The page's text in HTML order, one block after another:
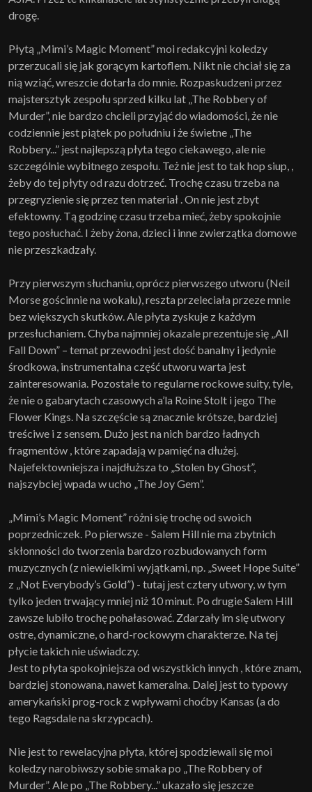
drogę.
Płytą „Mimi’s Magic Moment” moi redakcyjni koledzy
przerzucali się jak gorącym kartoflem. Nikt nie chciał się za
nią wziąć, wreszcie dotarła do mnie. Rozpaskudzeni przez
majstersztyk zespołu sprzed kilku lat „The Robbery of
Murder”, nie bardzo chcieli przyjąć do wiadomości, że nie
codziennie jest piątek po południu i że świetne „The
Robbery...” jest najlepszą płyta tego ciekawego, ale nie
szczególnie wybitnego zespołu. Też nie jest to tak hop siup, ,
żeby do tej płyty od razu dotrzeć. Trochę czasu trzeba na
przegryzienie się przez ten materiał . On nie jest zbyt
efektowny. Tą godzinę czasu trzeba mieć, żeby spokojnie
tego posłuchać. I żeby żona, dzieci i inne zwierzątka domowe
nie przeszkadzały.
Przy pierwszym słuchaniu, oprócz pierwszego utworu (Neil
Morse gościnnie na wokalu), reszta przeleciała przeze mnie
bez większych skutków. Ale płyta zyskuje z każdym
przesłuchaniem. Chyba najmniej okazale prezentuje się „All
Fall Down” – temat przewodni jest dość banalny i jedynie
środkowa, instrumentalna część utworu warta jest
zainteresowania. Pozostałe to regularne rockowe suity, tyle,
że nie o gabarytach czasowych a’la Roine Stolt i jego The
Flower Kings. Na szczęście są znacznie krótsze, bardziej
treściwe i z sensem. Dużo jest na nich bardzo ładnych
fragmentów , które zapadają w pamięć na dłużej.
Najefektowniejsza i najdłuższa to „Stolen by Ghost”,
najszybciej wpada w ucho „The Joy Gem”.
„Mimi’s Magic Moment” różni się trochę od swoich
poprzedniczek. Po pierwsze - Salem Hill nie ma zbytnich
skłonności do tworzenia bardzo rozbudowanych form
muzycznych (z niewielkimi wyjątkami, np. „Sweet Hope Suite”
z „Not Everybody’s Gold”) - tutaj jest cztery utwory, w tym
tylko jeden trwający mniej niż 10 minut. Po drugie Salem Hill
zawsze lubiło trochę pohałasować. Zdarzały im się utwory
ostre, dynamiczne, o hard-rockowym charakterze. Na tej
płycie takich nie uświadczy.
Jest to płyta spokojniejsza od wszystkich innych , które znam,
bardziej stonowana, nawet kameralna. Dalej jest to typowy
amerykański prog-rock z wpływami choćby Kansas (a do
tego Ragsdale na skrzypcach).
Nie jest to rewelacyjna płyta, której spodziewali się moi
koledzy narobiwszy sobie smaka po „The Robbery of
Murder”. Ale po „The Robbery...” ukazało się jeszcze